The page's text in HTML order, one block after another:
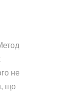
не
що